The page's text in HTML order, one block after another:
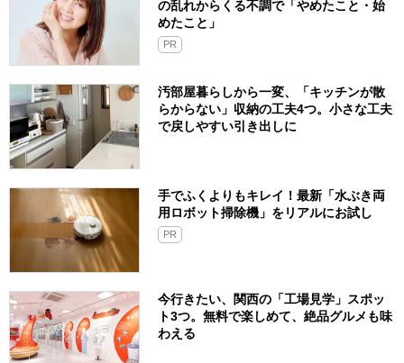
の乱れからくる不調で「やめたこと・始
めたこと」
PR
汚部屋暮らしから一変、「キッチンが散
らからない」収納の工夫4つ。小さな工夫
で戻しやすい引き出しに
手でふくよりもキレイ！最新「水ぶき両
用ロボット掃除機」をリアルにお試し
PR
今行きたい、関西の「工場見学」スポッ
ト3つ。無料で楽しめて、絶品グルメも味
わえる